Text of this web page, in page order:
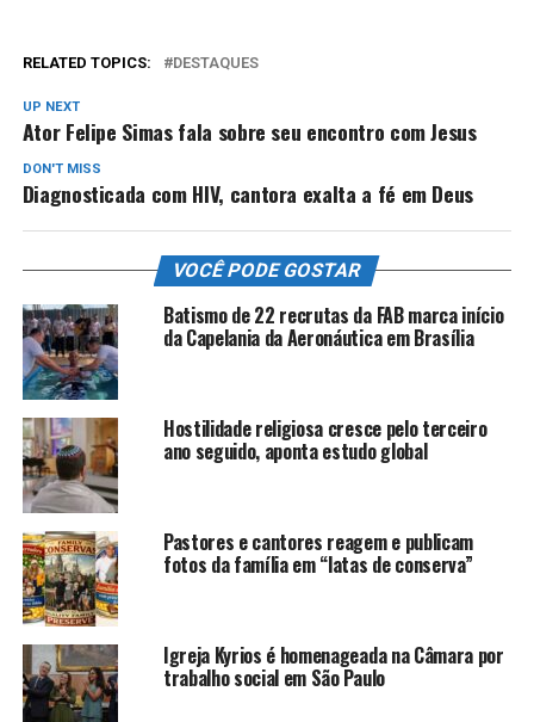
RELATED TOPICS: DESTAQUES
UP NEXT
Ator Felipe Simas fala sobre seu encontro com Jesus
DON'T MISS
Diagnosticada com HIV, cantora exalta a fé em Deus
VOCÊ PODE GOSTAR
Batismo de 22 recrutas da FAB marca início
da Capelania da Aeronáutica em Brasília
Hostilidade religiosa cresce pelo terceiro
ano seguido, aponta estudo global
Pastores e cantores reagem e publicam
fotos da família em “latas de conserva”
Igreja Kyrios é homenageada na Câmara por
trabalho social em São Paulo